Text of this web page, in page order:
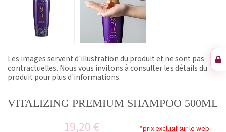
Les images servent d'illustration du produit et ne sont pas
contractuelles. Nous vous invitons à consulter les détails du
produit pour plus d'informations.
VITALIZING PREMIUM SHAMPOO 500ML
19,20 € *prix exclusif sur le web